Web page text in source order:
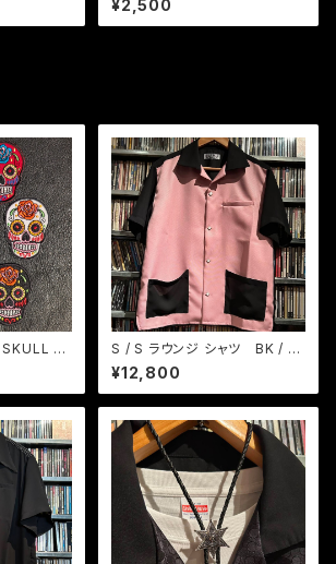
¥2,500
SKULL セ
S / S ラウンジ シャツ BK / ピ
ンク
¥12,800